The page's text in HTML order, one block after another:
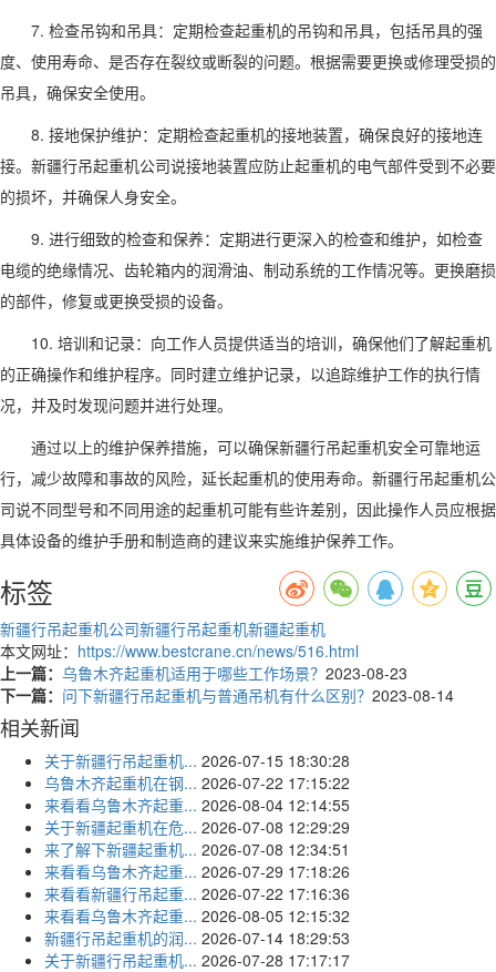
7. 检查吊钩和吊具：定期检查起重机的吊钩和吊具，包括吊具的强
度、使用寿命、是否存在裂纹或断裂的问题。根据需要更换或修理受损的
吊具，确保安全使用。
8. 接地保护维护：定期检查起重机的接地装置，确保良好的接地连
接。新疆行吊起重机公司说接地装置应防止起重机的电气部件受到不必要
的损坏，并确保人身安全。
9. 进行细致的检查和保养：定期进行更深入的检查和维护，如检查
电缆的绝缘情况、齿轮箱内的润滑油、制动系统的工作情况等。更换磨损
的部件，修复或更换受损的设备。
10. 培训和记录：向工作人员提供适当的培训，确保他们了解起重机
的正确操作和维护程序。同时建立维护记录，以追踪维护工作的执行情
况，并及时发现问题并进行处理。
通过以上的维护保养措施，可以确保新疆行吊起重机安全可靠地运
行，减少故障和事故的风险，延长起重机的使用寿命。新疆行吊起重机公
司说不同型号和不同用途的起重机可能有些许差别，因此操作人员应根据
具体设备的维护手册和制造商的建议来实施维护保养工作。
标签
新疆行吊起重机公司新疆行吊起重机新疆起重机
本文网址： https://www.bestcrane.cn/news/516.html
上一篇： 乌鲁木齐起重机适用于哪些工作场景？ 2023-08-23
下一篇： 问下新疆行吊起重机与普通吊机有什么区别？ 2023-08-14
相关新闻
关于新疆行吊起重机... 2026-07-15 18:30:28
乌鲁木齐起重机在钢... 2026-07-22 17:15:22
来看看乌鲁木齐起重... 2026-08-04 12:14:55
关于新疆起重机在危... 2026-07-08 12:29:29
来了解下新疆起重机... 2026-07-08 12:34:51
来看看乌鲁木齐起重... 2026-07-29 17:18:26
来看看新疆行吊起重... 2026-07-22 17:16:36
来看看乌鲁木齐起重... 2026-08-05 12:15:32
新疆行吊起重机的润... 2026-07-14 18:29:53
关于新疆行吊起重机... 2026-07-28 17:17:17